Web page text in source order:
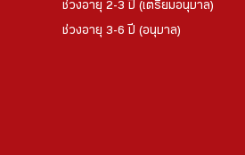
ช่วงอายุ 2-3 ปี (เตรียมอนุบาล)
ช่วงอายุ 3-6 ปี (อนุบาล)